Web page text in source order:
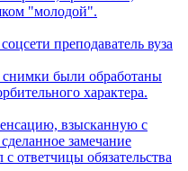
"молодой".
преподаватель вуза
снимки были обработаны
характера.
взысканную с
замечание
ответчицы обязательства